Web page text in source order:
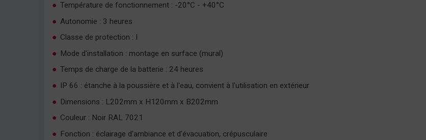
Température de fonctionnement : -20°C - +40°C
Autonomie : 3 heures
Classe de protection : I
Mode d'installation : montage en surface (mural)
Temps de charge de la batterie : 24 heures
IP 66 : étanche à la poussière et à l'eau, convient à l'utilisation en extérieur
Dimensions : L202mm x H120mm x B202mm
Couleur : Noir RAL 7021
Fonction : éclairage d'ambiance et d'évacuation, crépusculaire